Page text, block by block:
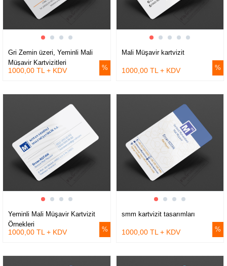
Gri Zemin üzeri, Yeminli Mali
Müşavir Kartvizitleri
1000,00 TL + KDV
Mali Müşavir kartvizit
1000,00 TL + KDV
Yeminli Mali Müşavir Kartvizit
Örnekleri
1000,00 TL + KDV
smm kartvizit tasarımları
1000,00 TL + KDV